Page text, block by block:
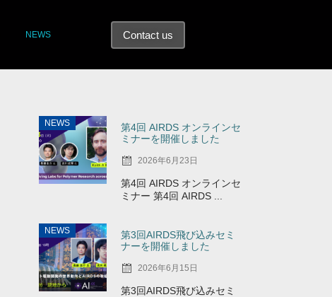
NEWS Contact us
NEWS
第4回 AIRDS オンラインセ
ミナーを開催しました
2026年6月23日
第4回 AIRDS オンラインセ
ミナー 第4回 AIRDS ...
NEWS
第3回AIRDS飛び込みセミ
ナーを開催しました
2026年6月15日
第3回AIRDS飛び込みセミ